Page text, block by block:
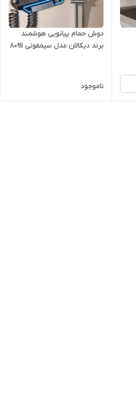
دوش حمام پیانویی هوشمند
برند دیکالان مدل سیمفونی 80911
ناموجود